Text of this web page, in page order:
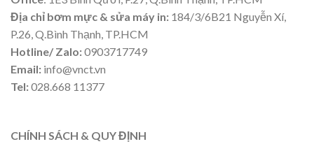
Địa chỉ bơm mực & sửa máy in: 184/3/6B21 Nguyễn Xí,
P.26, Q.Bình Thạnh, TP.HCM
Hotline/ Zalo:0903717749
Email: info@vnct.vn
Tel:028.668 11377
CHÍNH SÁCH & QUY ĐỊNH